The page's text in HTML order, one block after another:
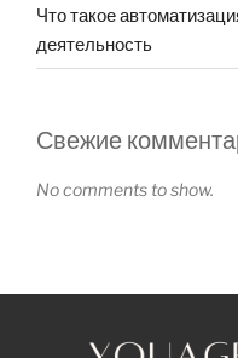
Что такое
деятельность
Свежие
No comments to show.